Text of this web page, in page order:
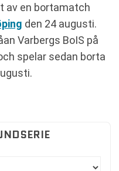
av en bortamatch
den 24 augusti.
Varbergs BoIS på
spelar sedan borta